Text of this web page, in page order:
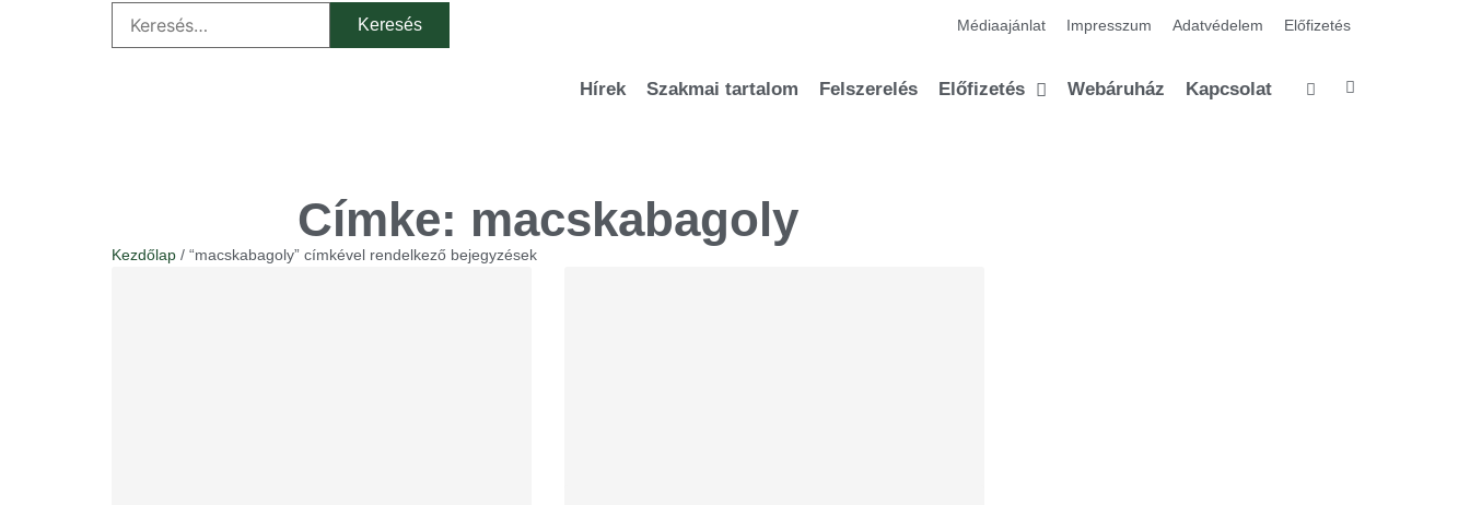
Médiaajánlat Impresszum Adatvédelem Előfizetés
Hírek Szakmai tartalom Felszerelés Előfizetés Webáruház Kapcsolat
Címke: macskabagoly
Kezdőlap / “macskabagoly” címkével rendelkező bejegyzések